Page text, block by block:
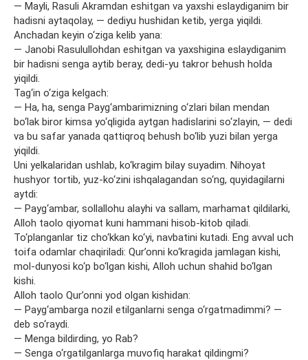
— Mayli, Rasuli Akramdan eshitgan va yaxshi eslaydiganim bir
hadisni aytaqolay, — dediyu hushidan ketib, yerga yiqildi.
Anchadan keyin o‘ziga kelib yana:
— Janobi Rasulullohdan eshitgan va yaxshigina eslaydiganim
bir hadisni senga aytib beray, dedi-yu takror behush holda
yiqildi.
Tag‘in o‘ziga kelgach:
— Ha, ha, senga Payg‘ambarimizning o‘zlari bilan mendan
bo‘lak biror kimsa yo‘qligida aytgan hadislarini so‘zlayin, — dedi
va bu safar yanada qattiqroq behush bo‘lib yuzi bilan yerga
yiqildi.
Uni yelkalaridan ushlab, ko‘kragim bilay suyadim. Nihoyat
hushyor tortib, yuz-ko‘zini ishqalagandan so‘ng, quyidagilarni
aytdi:
— Payg‘ambar, sollallohu alayhi va sallam, marhamat qildilarki,
Alloh taolo qiyomat kuni hammani hisob-kitob qiladi.
To‘planganlar tiz cho‘kkan ko‘yi, navbatini kutadi. Eng avval uch
toifa odamlar chaqiriladi: Qur’onni ko‘kragida jamlagan kishi,
mol-dunyosi ko‘p bo‘lgan kishi, Alloh uchun shahid bo‘lgan
kishi.
Alloh taolo Qur’onni yod olgan kishidan:
— Payg‘ambarga nozil etilganlarni senga o‘rgatmadimmi? —
deb so‘raydi.
— Menga bildirding, yo Rab?
— Senga o‘rgatilganlarga muvofiq harakat qildingmi?